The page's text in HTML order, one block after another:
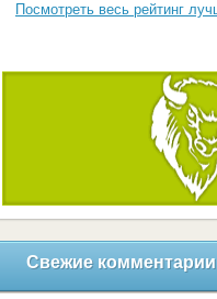
Посмотреть весь рейтинг
Свежие комментарии